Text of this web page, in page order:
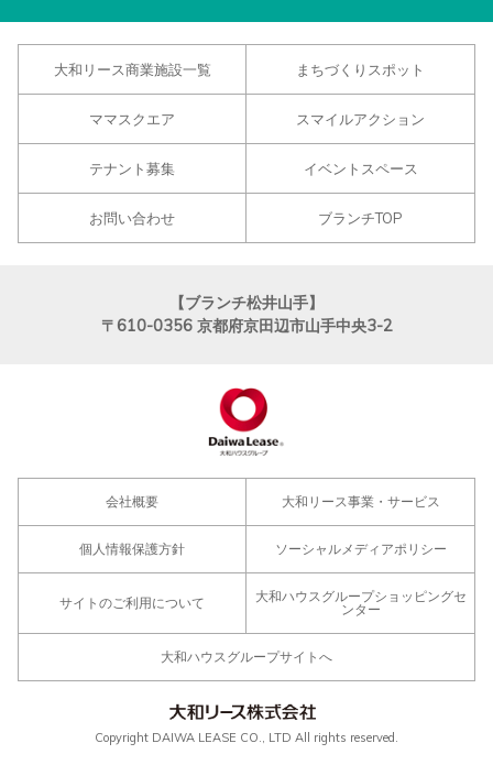
大和リース商業施設一覧 まちづくりスポット
ママスクエア スマイルアクション
テナント募集 イベントスペース
お問い合わせ ブランチTOP
【ブランチ松井山手】
〒610-0356 京都府京田辺市山手中央3-2
会社概要 大和リース事業・サービス
個人情報保護方針 ソーシャルメディアポリシー
サイトのご利用について
大和ハウスグループショッピングセ
ンター
大和ハウスグループサイトへ
Copyright DAIWA LEASE CO., LTD All rights reserved.